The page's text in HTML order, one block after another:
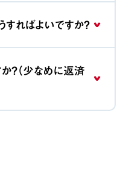
すればよいですか？
？（少なめに返済